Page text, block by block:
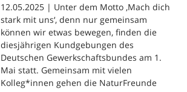
12.05.2025 | Unter dem Motto ‚Mach dich
stark mit uns‘, denn nur gemeinsam
können wir etwas bewegen, finden die
diesjährigen Kundgebungen des
Deutschen Gewerkschaftsbundes am 1.
Mai statt. Gemeinsam mit vielen
Kolleg*innen gehen die NaturFreunde